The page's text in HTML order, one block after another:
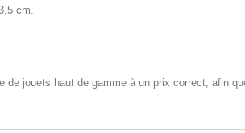
cm.
de jouets haut de gamme à un prix correct, afin